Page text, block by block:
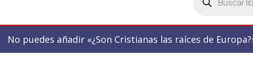
productos
No puedes añadir «¿Son Cristianas las raíces de